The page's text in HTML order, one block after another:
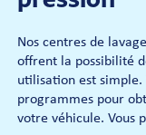
Nos centres de
offrent la possibilité
utilisation est simple.
programmes pour
votre véhicule. Vous